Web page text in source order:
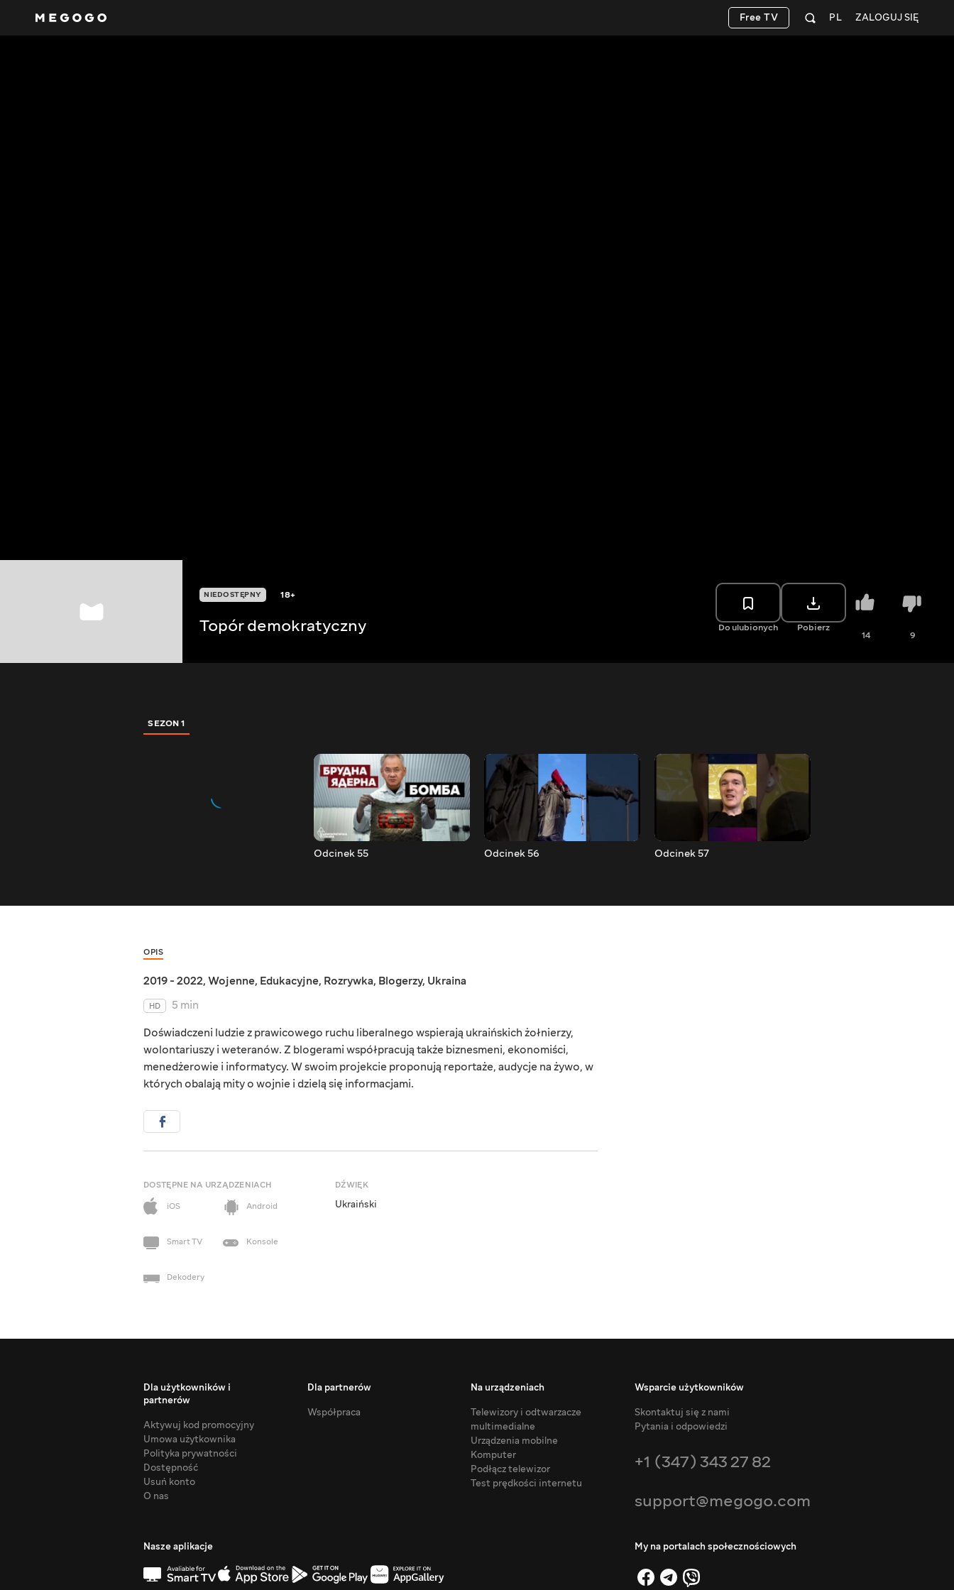
ZALOGUJ SIĘ
PL
Free TV
NIEDOSTĘPNY 18+
Topór demokratyczny Do ulubionych Pobierz
14 9
SEZON 1
Odcinek 55 Odcinek 56 Odcinek 57
OPIS
2019 - 2022, Wojenne, Edukacyjne, Rozrywka, Blogerzy, Ukraina
HD
5 min
Doświadczeni ludzie z prawicowego ruchu liberalnego wspierają ukraińskich żołnierzy,
wolontariuszy i weteranów. Z blogerami współpracują także biznesmeni, ekonomiści,
menedżerowie i informatycy. W swoim projekcie proponują reportaże, audycje na żywo, w
których obalają mity o wojnie i dzielą się informacjami.
DOSTĘPNE NA URZĄDZENIACH
iOS
Android
Smart TV Konsole
Dekodery
DŹWIĘK
Ukraiński
Dla użytkowników i
partnerów
Aktywuj kod promocyjny
Umowa użytkownika
Polityka prywatności
Dostępność
Usuń konto
O nas
Dla partnerów
Współpraca
Na urządzeniach
Telewizory i odtwarzacze
multimedialne
Urządzenia mobilne
Komputer
Podłącz telewizor
Test prędkości internetu
Wsparcie użytkowników
Skontaktuj się z nami
Pytania i odpowiedzi
+1 (347) 343 27 82
support@megogo.com
Nasze aplikacje My na portalach społecznościowych